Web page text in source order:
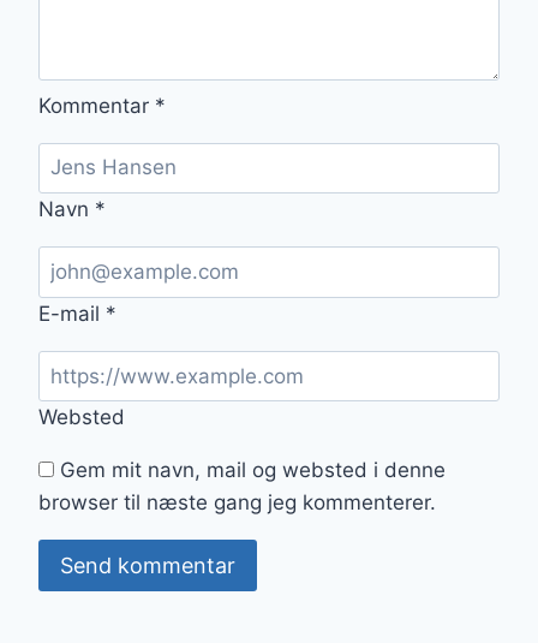
Kommentar *
Navn *
E-mail *
Websted
Gem mit navn, mail og websted i denne
browser til næste gang jeg kommenterer.